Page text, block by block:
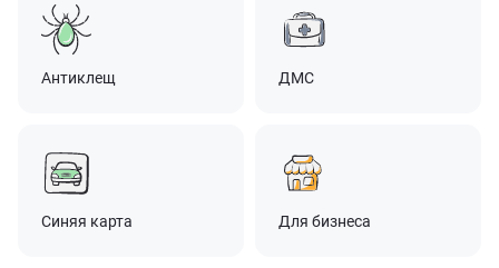
Антиклещ ДМС
Синяя карта Для бизнеса